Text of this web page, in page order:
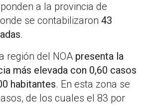
a la provincia de
se contabilizaron 43
.
región del NOA presenta la
más elevada con 0,60 casos
habitantes. En esta zona se
de los cuales el 83 por